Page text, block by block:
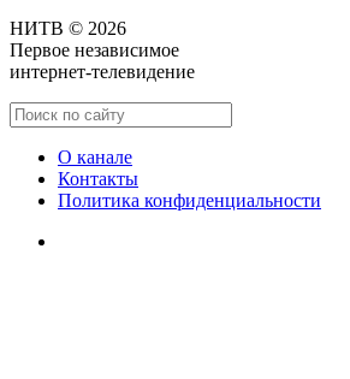
НИТВ © 2026
Первое независимое
интернет-телевидение
О канале
Контакты
Политика конфиденциальности